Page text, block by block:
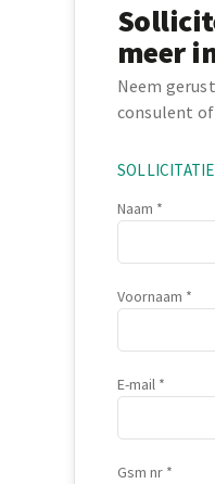
meer
Neem
consulent
Naam
Voornaam
E-mail
Gsm nr